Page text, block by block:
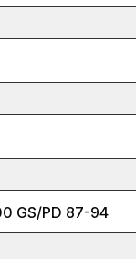
GS/PD 87-94